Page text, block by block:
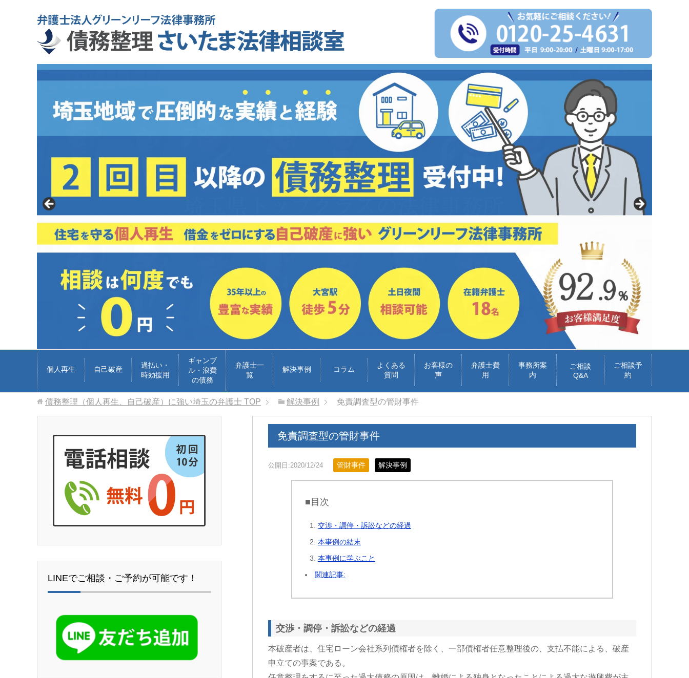
個人再生 自己破産
過払い・
時効援用
ギャンブ
ル・浪費
の債務
弁護士一
覧
解決事例 コラム
よくある
質問
お客様の
声
弁護士費
用
事務所案
内
ご相談
Q&A
ご相談予
約
債務整理（個人再生、自己破産）に強い埼玉の弁護士 TOP 解決事例 免責調査型の管財事件
免責調査型の管財事件
公開日:2020/12/24 管財事件 解決事例
■目次
交渉・調停・訴訟などの経過
本事例の結末
本事例に学ぶこと
関連記事:
交渉・調停・訴訟などの経過
本破産者は、住宅ローン会社系列債権者を除く、一部債権者任意整理後の、支払不能による、破産
申立ての事案である。
LINEでご相談・ご予約が可能です！